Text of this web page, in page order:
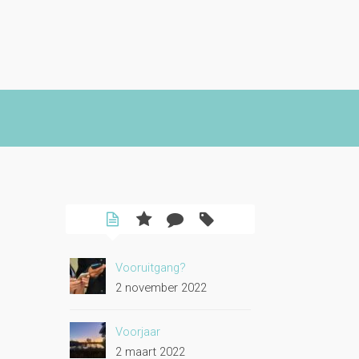
Vooruitgang?
2 november 2022
Voorjaar
2 maart 2022